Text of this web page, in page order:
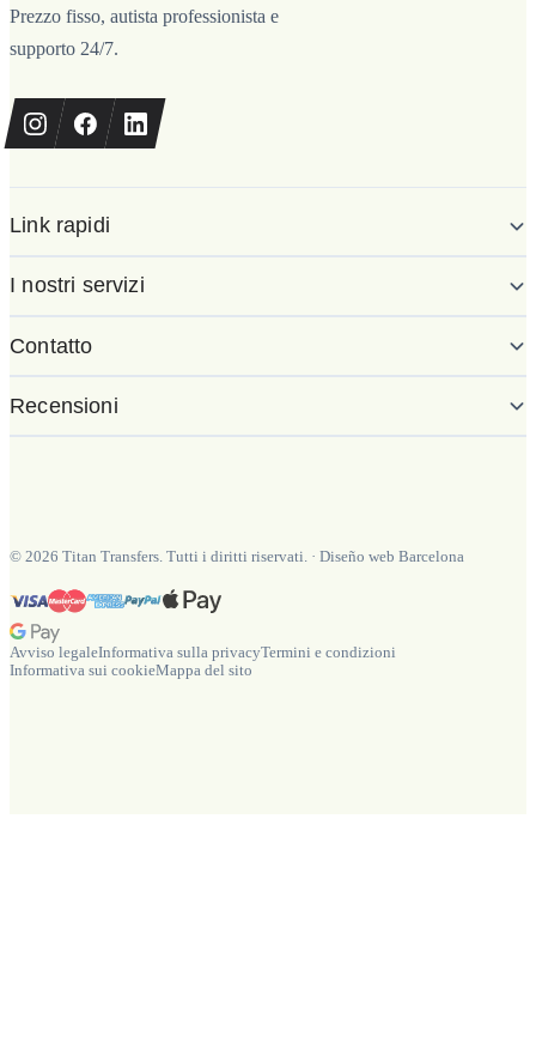
Prezzo fisso, autista professionista e
supporto 24/7.
Link rapidi
I nostri servizi
Contatto
Recensioni
© 2026 Titan Transfers. Tutti i diritti riservati. · Diseño web Barcelona
Avviso legaleInformativa sulla privacyTermini e condizioni
Informativa sui cookieMappa del sito